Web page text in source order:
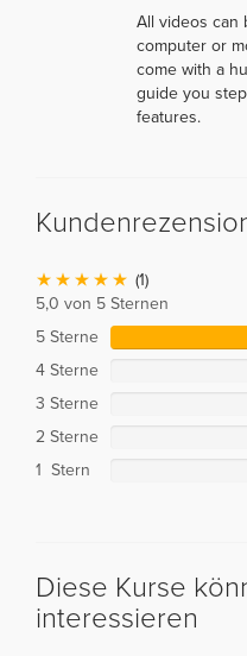
All videos can
computer or
come with a
guide you
features.
(1)
5,0 von 5 Sternen
5 Sterne
4 Sterne
3 Sterne
2 Sterne
1 Stern
Diese Kurse
interessieren